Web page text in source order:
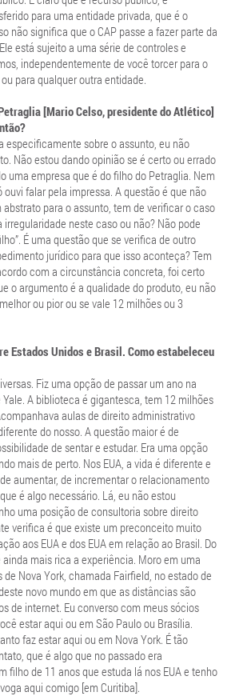
para uma entidade privada, que é o
não significa que o CAP passe a fazer parte da
está sujeito a uma série de controles e
independentemente de você torcer para o
para qualquer outra entidade.
[Mario Celso, presidente do Atlético]
especificamente sobre o assunto, eu não
Não estou dando opinião se é certo ou errado
uma empresa que é do filho do Petraglia. Nem
ouvi falar pela impressa. A questão é que não
para o assunto, tem de verificar o caso
neste caso ou não? Não pode
É uma questão que se verifica de outro
jurídico para que isso aconteça? Tem
com a circunstância concreta, foi certo
o argumento é a qualidade do produto, eu não
ou pior ou se vale 12 milhões ou 3
Estados Unidos e Brasil. Como estabeleceu
Fiz uma opção de passar um ano na
A biblioteca é gigantesca, tem 12 milhões
aulas de direito administrativo
do nosso. A questão maior é de
de sentar e estudar. Era uma opção
mais de perto. Nos EUA, a vida é diferente e
aumentar, de incrementar o relacionamento
é algo necessário. Lá, eu não estou
uma posição de consultoria sobre direito
verifica é que existe um preconceito muito
aos EUA e dos EUA em relação ao Brasil. Do
mais rica a experiência. Moro em uma
Nova York, chamada Fairfield, no estado de
novo mundo em que as distâncias são
de internet. Eu converso com meus sócios
estar aqui ou em São Paulo ou Brasília.
faz estar aqui ou em Nova York. É tão
que é algo que no passado era
filho de 11 anos que estuda lá nos EUA e tenho
aqui comigo [em Curitiba].